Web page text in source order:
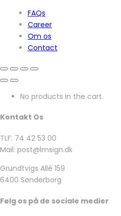
FAQs
Career
Om os
Contact
No products in the cart.
Kontakt Os
TLF: 74 42 53 00
Mail: post@lmsign.dk
Grundtvigs Allé 159
6400 Sønderborg
Følg os på de sociale medier